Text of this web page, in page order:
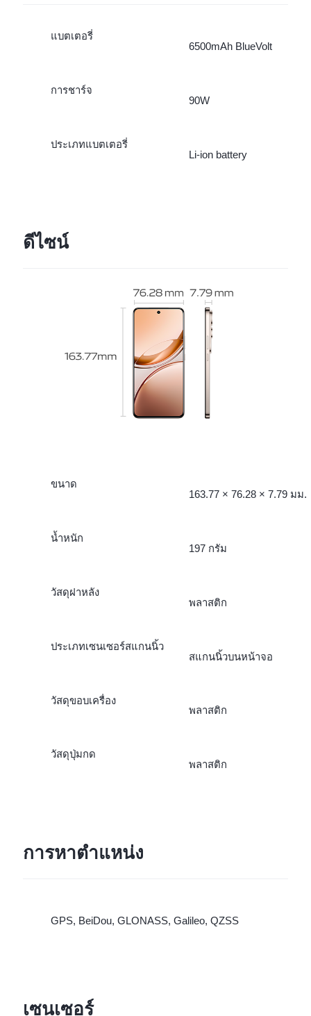
แบตเตอรี่
6500mAh BlueVolt
การชาร์จ
90W
ประเภทแบตเตอรี่
Li-ion battery
ดีไซน์
ขนาด
163.77 × 76.28 × 7.79 มม.
น้ำหนัก
197 กรัม
วัสดุฝาหลัง
พลาสติก
ประเภทเซนเซอร์สแกนนิ้ว
สแกนนิ้วบนหน้าจอ
วัสดุขอบเครื่อง
พลาสติก
วัสดุปุ่มกด
พลาสติก
การหาตำแหน่ง
GPS, BeiDou, GLONASS, Galileo, QZSS
เซนเซอร์